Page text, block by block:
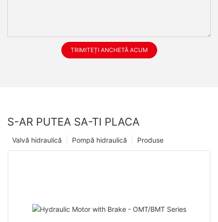
TRIMITEȚI ANCHETĂ ACUM
S-AR PUTEA SA-TI PLACA
Produse
Pompă hidraulică
Valvă hidraulică